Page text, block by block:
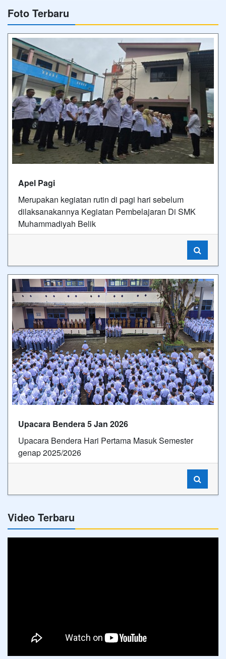
Foto Terbaru
Apel Pagi
Merupakan kegiatan rutin di pagi hari sebelum
dilaksanakannya Kegiatan Pembelajaran Di SMK
Muhammadiyah Belik
Upacara Bendera 5 Jan 2026
Upacara Bendera Hari Pertama Masuk Semester
genap 2025/2026
Video Terbaru